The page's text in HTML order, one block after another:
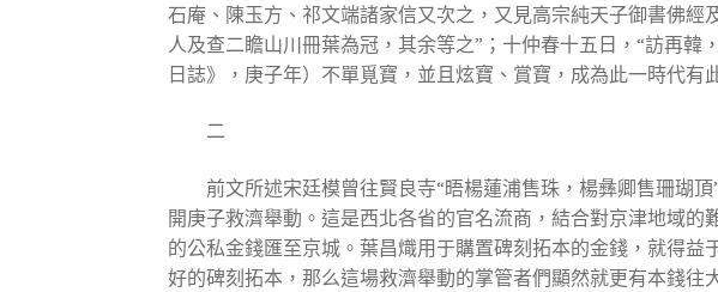
石庵、陳玉方、祁文端諸家信又次之，又見高宗純天子御書佛
人及查二瞻山川冊葉為冠，其余等之”；十仲春十五日，“訪再
日誌》，庚子年）不單覓寶，並且炫寶、賞寶，成為此一時代有
二
前文所述宋廷模曾往賢良寺“晤楊蓮浦售珠，楊彝卿售珊瑚
開庚子救濟舉動。這是西北各省的官名流商，結合對京津地域
的公私金錢匯至京城。葉昌熾用于購置碑刻拓本的金錢，就得
好的碑刻拓本，那么這場救濟舉動的掌管者們顯然就更有本錢